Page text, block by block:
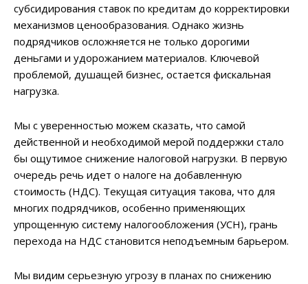
субсидирования ставок по кредитам до корректировки
механизмов ценообразования. Однако жизнь
подрядчиков осложняется не только дорогими
деньгами и удорожанием материалов. Ключевой
проблемой, душащей бизнес, остается фискальная
нагрузка.
Мы с уверенностью можем сказать, что самой
действенной и необходимой мерой поддержки стало
бы ощутимое снижение налоговой нагрузки. В первую
очередь речь идет о налоге на добавленную
стоимость (НДС). Текущая ситуация такова, что для
многих подрядчиков, особенно применяющих
упрощенную систему налогообложения (УСН), грань
перехода на НДС становится неподъемным барьером.
Мы видим серьезную угрозу в планах по снижению